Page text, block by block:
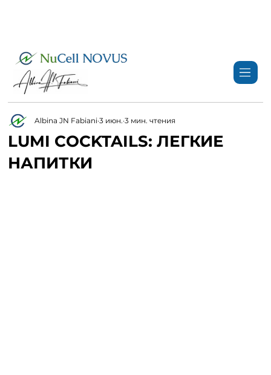
LUMI COCKTAILS: ЛЕГКИЕ
НАПИТКИ
Albina JN Fabiani 3 июн. 3 мин. чтения